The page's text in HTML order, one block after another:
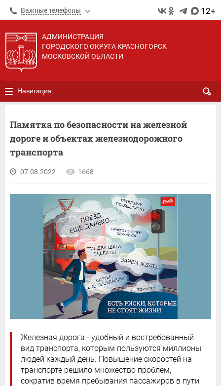
Важные телефоны 12+
АДМИНИСТРАЦИЯ
ГОРОДСКОГО ОКРУГА КРАСНОГОРСК
МОСКОВСКОЙ ОБЛАСТИ
Навигация
Памятка по безопасности на железной
дороге и объектах железнодорожного
транспорта
07.08.2022 1668
Железная дорога - удобный и востребованный
вид транспорта, которым пользуются миллионы
людей каждый день. Повышение скоростей на
транспорте решило множество проблем,
сократив время пребывания пассажиров в пути